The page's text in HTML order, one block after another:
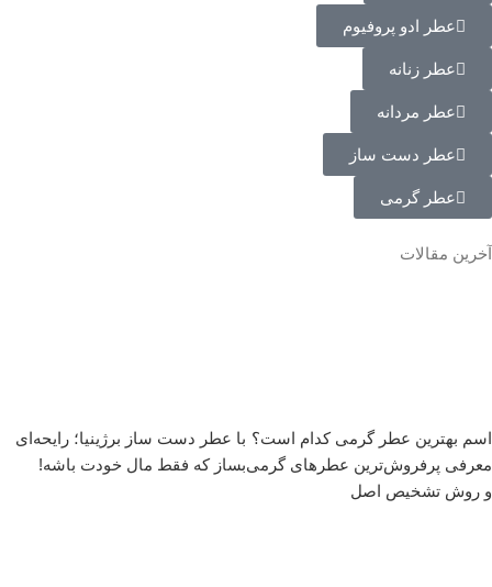
عطر ادو پروفیوم
عطر زنانه
عطر مردانه
عطر دست ساز
عطر گرمی
آخرین مقالات
اسم بهترین عطر گرمی کدام است؟
معرفی پرفروش‌ترین عطرهای گرمی
و روش تشخیص اصل
با عطر دست‌ ساز برژینیا؛ رایحه‌ای
بساز که فقط مال خودت باشه!